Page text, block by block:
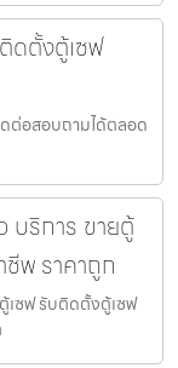
ดตั้งตู้เซฟ
ต่อสอบถามได้ตลอด
บริการ ขายตู้
พ ราคาถูก
เซฟ รับติดตั้งตู้เซฟ